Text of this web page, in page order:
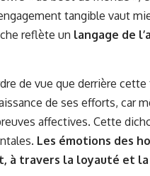
tangible vaut
reflète un langage de
de vue que derrière
de ses efforts, car
affectives. Cette
Les émotions des
à travers la loyauté et